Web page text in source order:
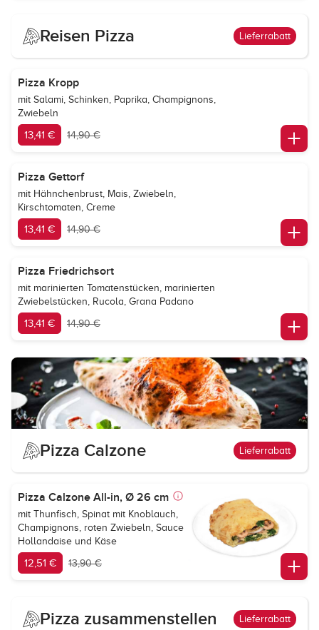
Reisen Pizza Lieferrabatt
Pizza Kropp
mit Salami, Schinken, Paprika, Champignons,
Zwiebeln
13,41 € 14,90 €
Pizza Gettorf
mit Hähnchenbrust, Mais, Zwiebeln,
Kirschtomaten, Creme
13,41 € 14,90 €
Pizza Friedrichsort
mit marinierten Tomatenstücken, marinierten
Zwiebelstücken, Rucola, Grana Padano
13,41 € 14,90 €
Pizza Calzone Lieferrabatt
Pizza Calzone All-in, Ø 26 cm
mit Thunfisch, Spinat mit Knoblauch,
Champignons, roten Zwiebeln, Sauce
Hollandaise und Käse
12,51 € 13,90 €
Pizza zusammenstellen Lieferrabatt